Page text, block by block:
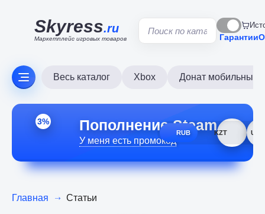
Skyress.ru
Маркетплейс игровых товаров Гарантии
Весь каталог Xbox Донат мобильных
3% Пополнение Steam
У меня есть промокод
RUB KZT USD
Главная Статьи